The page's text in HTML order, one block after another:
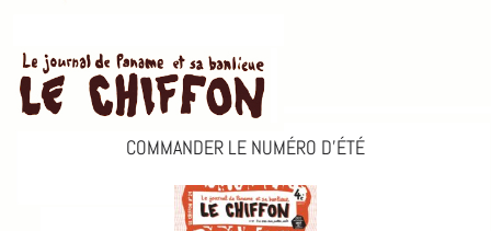
contenu
COMMANDER LE NUMÉRO D’ÉTÉ